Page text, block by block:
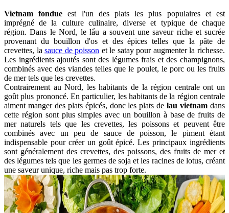
Vietnam fondue est l'un des plats les plus populaires et est
imprégné de la culture culinaire, diverse et typique de chaque
région. Dans le Nord, le lẩu a souvent une saveur riche et sucrée
provenant du bouillon d'os et des épices telles que la pâte de
crevettes, lasauce de poisson et le satay pour augmenter la richesse.
Les ingrédients ajoutés sont des légumes frais et des champignons,
combinés avec des viandes telles que le poulet, le porc ou les fruits
de mer tels que les crevettes.
Contrairement au Nord, les habitants de la région centrale ont un
goût plus prononcé. En particulier, les habitants de la région centrale
aiment manger des plats épicés, donc les plats delau vietnam dans
cette région sont plus simples avec un bouillon à base de fruits de
mer naturels tels que les crevettes, les poissons et peuvent être
combinés avec un peu de sauce de poisson, le piment étant
indispensable pour créer un goût épicé. Les principaux ingrédients
sont généralement des crevettes, des poissons, des fruits de mer et
des légumes tels que les germes de soja et les racines de lotus, créant
une saveur unique, riche mais pas trop forte.